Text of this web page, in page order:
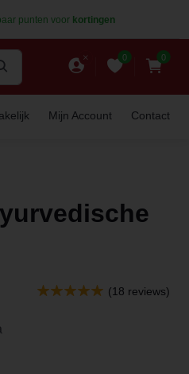
punten voor kortingen
0 0
Mijn Account Contact
(18 reviews)